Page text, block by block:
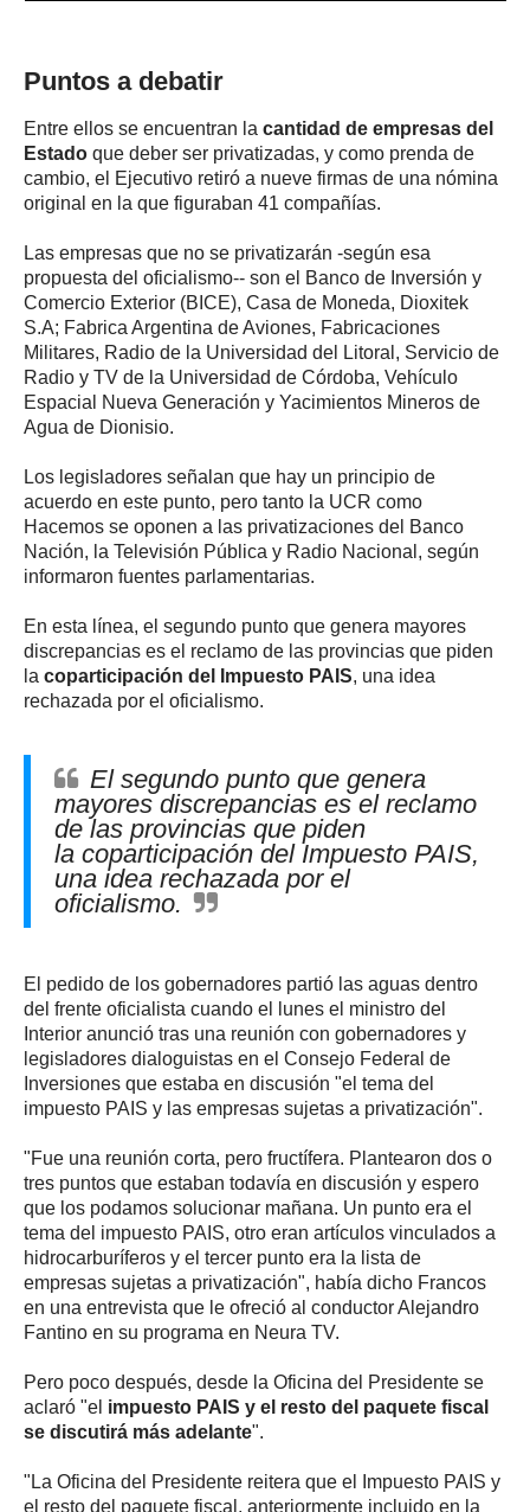
Puntos a debatir
Entre ellos se encuentran la cantidad de empresas del
Estado que deber ser privatizadas, y como prenda de
cambio, el Ejecutivo retiró a nueve firmas de una nómina
original en la que figuraban 41 compañías.
Las empresas que no se privatizarán -según esa
propuesta del oficialismo-- son el Banco de Inversión y
Comercio Exterior (BICE), Casa de Moneda, Dioxitek
S.A; Fabrica Argentina de Aviones, Fabricaciones
Militares, Radio de la Universidad del Litoral, Servicio de
Radio y TV de la Universidad de Córdoba, Vehículo
Espacial Nueva Generación y Yacimientos Mineros de
Agua de Dionisio.
Los legisladores señalan que hay un principio de
acuerdo en este punto, pero tanto la UCR como
Hacemos se oponen a las privatizaciones del Banco
Nación, la Televisión Pública y Radio Nacional, según
informaron fuentes parlamentarias.
En esta línea, el segundo punto que genera mayores
discrepancias es el reclamo de las provincias que piden
la coparticipación del Impuesto PAIS, una idea
rechazada por el oficialismo.
El segundo punto que genera
mayores discrepancias es el reclamo
de las provincias que piden
la coparticipación del Impuesto PAIS,
una idea rechazada por el
oficialismo.
El pedido de los gobernadores partió las aguas dentro
del frente oficialista cuando el lunes el ministro del
Interior anunció tras una reunión con gobernadores y
legisladores dialoguistas en el Consejo Federal de
Inversiones que estaba en discusión "el tema del
impuesto PAIS y las empresas sujetas a privatización".
"Fue una reunión corta, pero fructífera. Plantearon dos o
tres puntos que estaban todavía en discusión y espero
que los podamos solucionar mañana. Un punto era el
tema del impuesto PAIS, otro eran artículos vinculados a
hidrocarburíferos y el tercer punto era la lista de
empresas sujetas a privatización", había dicho Francos
en una entrevista que le ofreció al conductor Alejandro
Fantino en su programa en Neura TV.
Pero poco después, desde la Oficina del Presidente se
aclaró "el impuesto PAIS y el resto del paquete fiscal
se discutirá más adelante".
"La Oficina del Presidente reitera que el Impuesto PAIS y
el resto del paquete fiscal, anteriormente incluido en la